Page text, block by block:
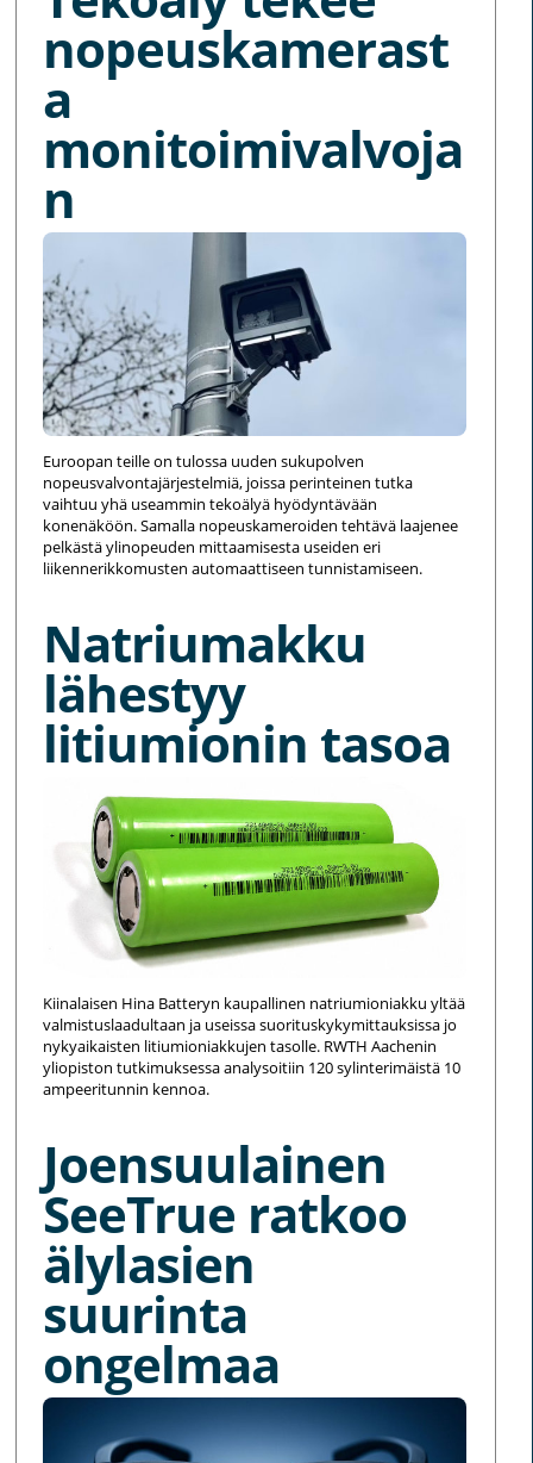
nopeuskamerast
a
monitoimivalvoja
n
Euroopan teille on tulossa uuden sukupolven
nopeusvalvontajärjestelmiä, joissa perinteinen tutka
vaihtuu yhä useammin tekoälyä hyödyntävään
konenäköön. Samalla nopeuskameroiden tehtävä laajenee
pelkästä ylinopeuden mittaamisesta useiden eri
liikennerikkomusten automaattiseen tunnistamiseen.
Natriumakku
lähestyy
litiumionin tasoa
Kiinalaisen Hina Batteryn kaupallinen natriumioniakku yltää
valmistuslaadultaan ja useissa suorituskykymittauksissa jo
nykyaikaisten litiumioniakkujen tasolle. RWTH Aachenin
yliopiston tutkimuksessa analysoitiin 120 sylinterimäistä 10
ampeeritunnin kennoa.
Joensuulainen
SeeTrue ratkoo
älylasien
suurinta
ongelmaa